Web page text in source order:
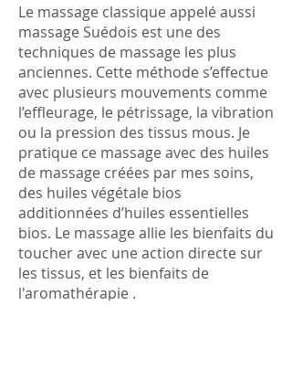
Le massage classique appelé aussi
massage Suédois est une des
techniques de massage les plus
anciennes. Cette méthode s’effectue
avec plusieurs mouvements comme
l’effleurage, le pétrissage, la vibration
ou la pression des tissus mous. Je
pratique ce massage avec des huiles
de massage créées par mes soins,
des huiles végétale bios
additionnées d’huiles essentielles
bios. Le massage allie les bienfaits du
toucher avec une action directe sur
les tissus, et les bienfaits de
l'aromathérapie .